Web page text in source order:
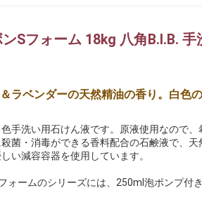
Sフォーム 18kg 八角B.I.B.
ラベンダーの天然精油の香り。白色
手洗い用石けん液です。原液使用なので
菌・消毒ができる香料配合の石鹸液で、天
い減容容器を使用しています。
ォームのシリーズには、250ml泡ポンプ付